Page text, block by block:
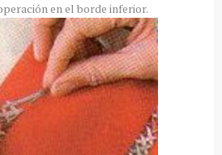
en el borde inferior.